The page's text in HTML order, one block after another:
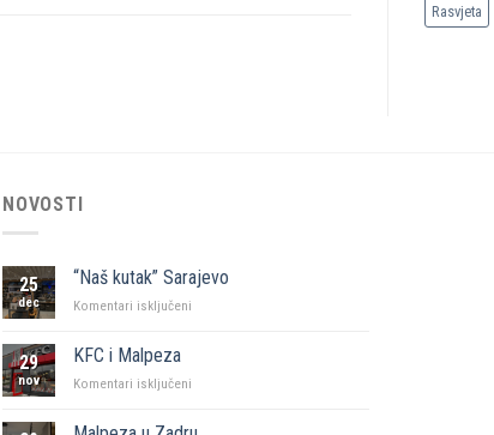
Rasvjeta
NOVOSTI
25
dec
“Naš kutak” Sarajevo
Komentari isključeni
29
nov
KFC i Malpeza
Komentari isključeni